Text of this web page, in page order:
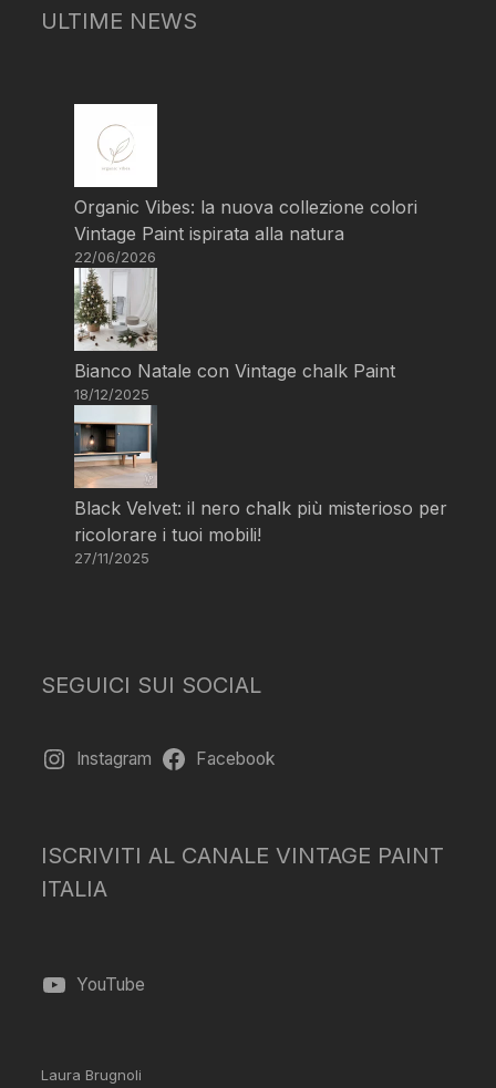
ULTIME NEWS
Organic Vibes: la nuova collezione colori
Vintage Paint ispirata alla natura
22/06/2026
Bianco Natale con Vintage chalk Paint
18/12/2025
Black Velvet: il nero chalk più misterioso per
ricolorare i tuoi mobili!
27/11/2025
SEGUICI SUI SOCIAL
Instagram Facebook
ISCRIVITI AL CANALE VINTAGE PAINT
ITALIA
YouTube
Laura Brugnoli